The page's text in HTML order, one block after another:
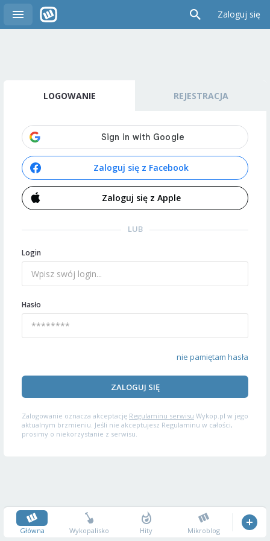
Zaloguj się
LOGOWANIE REJESTRACJA
Zaloguj się z Facebook
Zaloguj się z Apple
LUB
Login
Hasło
nie pamiętam hasła
ZALOGUJ SIĘ
Zalogowanie oznacza akceptację Regulaminu serwisu Wykop.pl w jego
aktualnym brzmieniu. Jeśli nie akceptujesz Regulaminu w całości,
prosimy o niekorzystanie z serwisu.
Główna Wykopalisko Hity Mikroblog